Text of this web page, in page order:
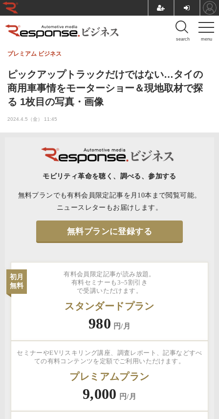
menu
search
ピックアップトラックだけではない…タイの
商用車事情をモーターショー＆現地取材で探
る 1枚目の写真・画像
プレミアム ビジネス
2024.4.5（金） 11:45
モビリティ革命を聴く、調べる、参加する
無料プランでも有料会員限定記事を月10本まで閲覧可能。
ニュースレターもお届けします。
無料プランに登録する
有料会員限定記事が読み放題。
有料セミナーも3~5割引き
で受講いただけます。
初月
無料
スタンダードプラン
980 円/月
セミナーやEVリスキリング講座、調査レポート、記事などすべ
ての有料コンテンツを定額でご利用いただけます。
プレミアムプラン
9,000 円/月